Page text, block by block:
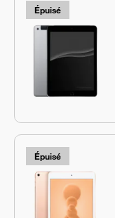
Épuisé
Épuisé